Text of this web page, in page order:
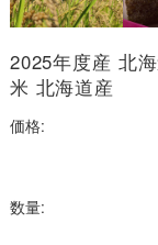
2025年度産 北
米 北海道産
価格:
数量: